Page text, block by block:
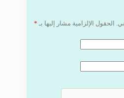
الحقول الإلزامية مشار إليها بـ *